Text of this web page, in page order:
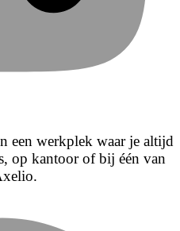
een werkplek waar je altijd
op kantoor of bij één van